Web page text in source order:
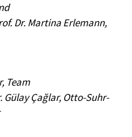
Dr. Martina Erlemann,
Team
Gülay Çağlar, Otto-Suhr-